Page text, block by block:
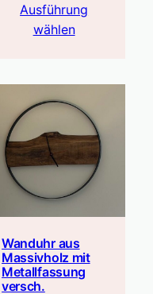
Ausführung
wählen
Wanduhr aus
Massivholz mit
Metallfassung
versch.